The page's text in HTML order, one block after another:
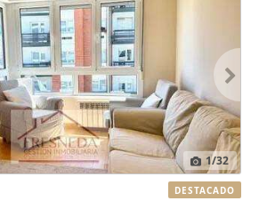
1/32
DESTACADO